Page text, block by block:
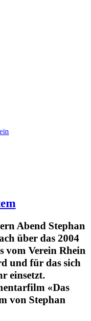
Abend Stephan
über das 2004
vom Verein Rhein
und für das sich
einsetzt.
«Das
von Stephan